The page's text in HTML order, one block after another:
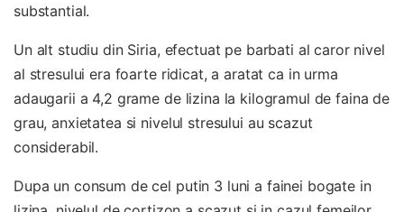
substantial.
Un alt studiu din Siria, efectuat pe barbati al caror nivel
al stresului era foarte ridicat, a aratat ca in urma
adaugarii a 4,2 grame de lizina la kilogramul de faina de
grau, anxietatea si nivelul stresului au scazut
considerabil.
Dupa un consum de cel putin 3 luni a fainei bogate in